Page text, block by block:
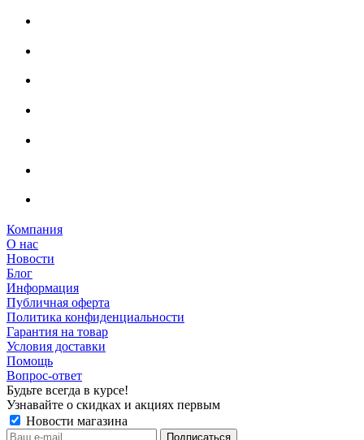
Компания
О нас
Новости
Блог
Информация
Публичная оферта
Политика конфиденциальности
Гарантия на товар
Условия доставки
Помощь
Вопрос-ответ
Будьте всегда в курсе!
Узнавайте о скидках и акциях первым
Новости магазина